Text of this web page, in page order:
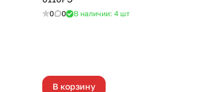
0 0 В наличии: 4 шт
В корзину